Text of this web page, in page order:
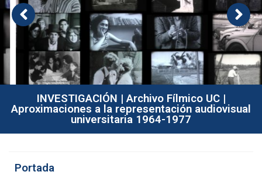
INVESTIGACIÓN | Archivo Fílmico UC |
Aproximaciones a la representación audiovisual
universitaria 1964-1977
Portada